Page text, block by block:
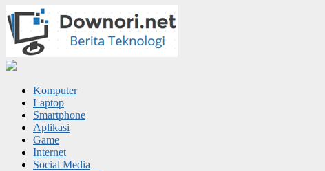
Komputer
Laptop
Smartphone
Aplikasi
Game
Internet
Social Media